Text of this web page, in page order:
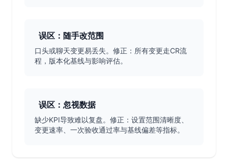
误区：随手改范围
口头或聊天变更易丢失。修正：所有变更走CR流
程，版本化基线与影响评估。
误区：忽视数据
缺少KPI导致难以复盘。修正：设置范围清晰度、
变更速率、一次验收通过率与基线偏差等指标。